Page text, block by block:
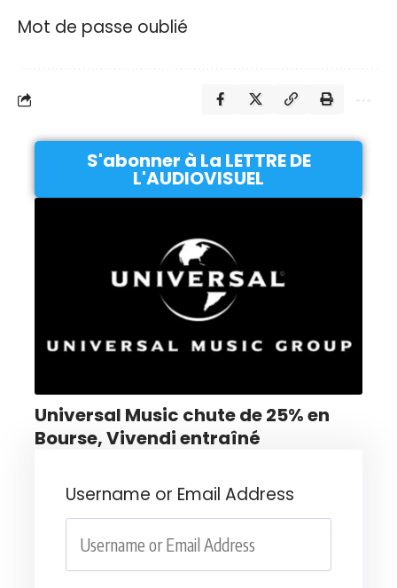
Mot de passe oublié
S'abonner à La LETTRE DE
L'AUDIOVISUEL
Universal Music chute de 25% en
Bourse, Vivendi entraîné
Username or Email Address